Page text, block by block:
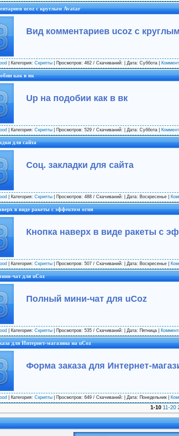
ucoz с круглым Avatar
Вид комментариев ucoz с
| Категория: Скрипты | Просмотров: 462 / Скачиваний: | Дата: Суббота
как в вк
Up на подобии как в вк
| Категория: Скрипты | Просмотров: 529 / Скачиваний: | Дата: Суббота
для сайта
Cоц. закладки для сайта
| Категория: Скрипты | Просмотров: 488 / Скачиваний: | Дата: Воскресенье
в виде ракеты с эффектом огня
Кнопка наверх в виде ракеты с
| Категория: Скрипты | Просмотров: 507 / Скачиваний: | Дата: Воскресенье
чат для uCoz
Полный мини-чат для uCoz
| Категория: Скрипты | Просмотров: 535 / Скачиваний: | Дата: Пятница
для Интернет-магазина на uCoz
Форма заказа для Интернет-
| Категория: Скрипты | Просмотров: 649 / Скачиваний: | Дата: Понедельник
1-10 11-20